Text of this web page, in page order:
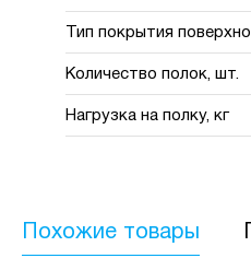
Тип покрытия
Количество полок, шт.
Нагрузка на полку, кг
Похожие товары